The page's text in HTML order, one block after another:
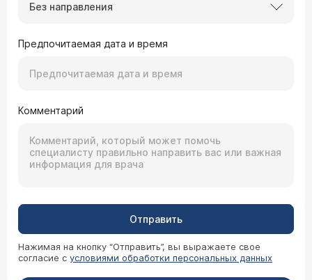
Без направления
Предпочитаемая дата и время
Комментарий
Отправить
Нажимая на кнопку “Отправить”, вы выражаете свое
согласие с условиями обработки персональных данных